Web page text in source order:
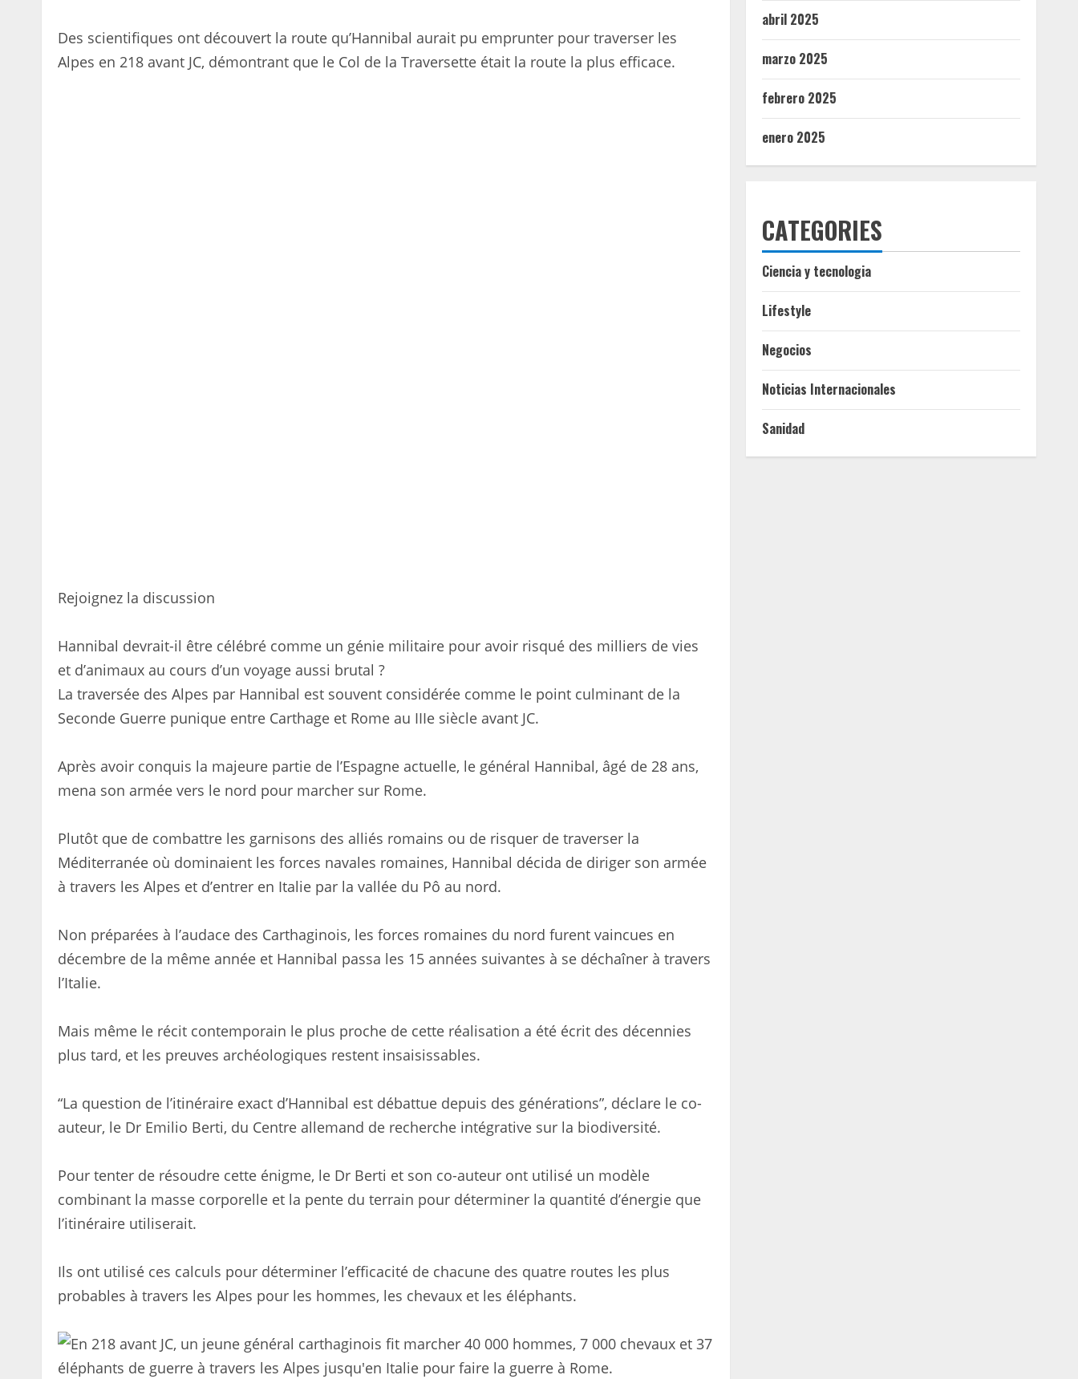
Des scientifiques ont découvert la route qu’Hannibal aurait pu emprunter pour traverser les
Alpes en 218 avant JC, démontrant que le Col de la Traversette était la route la plus efficace.
Rejoignez la discussion
Hannibal devrait-il être célébré comme un génie militaire pour avoir risqué des milliers de vies
et d’animaux au cours d’un voyage aussi brutal ?
La traversée des Alpes par Hannibal est souvent considérée comme le point culminant de la
Seconde Guerre punique entre Carthage et Rome au IIIe siècle avant JC.
Après avoir conquis la majeure partie de l’Espagne actuelle, le général Hannibal, âgé de 28 ans,
mena son armée vers le nord pour marcher sur Rome.
Plutôt que de combattre les garnisons des alliés romains ou de risquer de traverser la
Méditerranée où dominaient les forces navales romaines, Hannibal décida de diriger son armée
à travers les Alpes et d’entrer en Italie par la vallée du Pô au nord.
Non préparées à l’audace des Carthaginois, les forces romaines du nord furent vaincues en
décembre de la même année et Hannibal passa les 15 années suivantes à se déchaîner à travers
l’Italie.
Mais même le récit contemporain le plus proche de cette réalisation a été écrit des décennies
plus tard, et les preuves archéologiques restent insaisissables.
“La question de l’itinéraire exact d’Hannibal est débattue depuis des générations”, déclare le co-
auteur, le Dr Emilio Berti, du Centre allemand de recherche intégrative sur la biodiversité.
Pour tenter de résoudre cette énigme, le Dr Berti et son co-auteur ont utilisé un modèle
combinant la masse corporelle et la pente du terrain pour déterminer la quantité d’énergie que
l’itinéraire utiliserait.
Ils ont utilisé ces calculs pour déterminer l’efficacité de chacune des quatre routes les plus
probables à travers les Alpes pour les hommes, les chevaux et les éléphants.
abril 2025
marzo 2025
febrero 2025
enero 2025
CATEGORIES
Ciencia y tecnologia
Lifestyle
Negocios
Noticias Internacionales
Sanidad